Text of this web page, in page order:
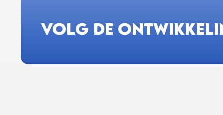
VOLG DE